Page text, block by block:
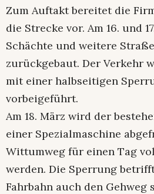
Zum Auftakt bereitet die
die Strecke vor. Am 16. und
Schächte und weitere
zurückgebaut. Der Verkehr
mit einer halbseitigen
vorbeigeführt.
Am 18. März wird der
einer Spezialmaschine
Wittumweg für einen Tag
werden. Die Sperrung
Fahrbahn auch den